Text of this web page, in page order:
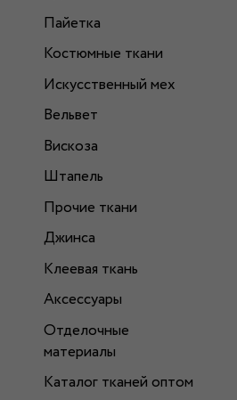
Пайетка
Костюмные ткани
Искусственный мех
Вельвет
Вискоза
Штапель
Прочие ткани
Джинса
Клеевая ткань
Аксессуары
Отделочные
материалы
Каталог тканей оптом